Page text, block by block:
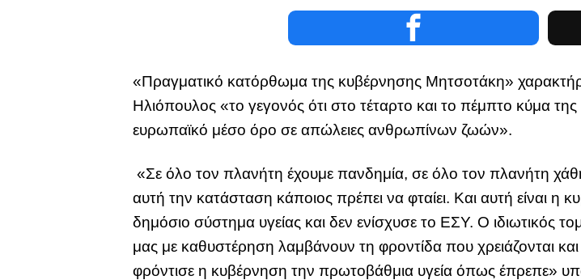
«Πραγματικό κατόρθωμα της κυβέρνησης Μητσοτάκη»
Ηλιόπουλος «το γεγονός ότι στο τέταρτο και το πέμπτο κύμα
ευρωπαϊκό μέσο όρο σε απώλειες ανθρωπίνων ζωών».
«Σε όλο τον πλανήτη έχουμε πανδημία, σε όλο τον πλανήτη
αυτή την κατάσταση κάποιος πρέπει να φταίει. Και αυτή είναι
δημόσιο σύστημα υγείας και δεν ενίσχυσε το ΕΣΥ. Ο ιδιωτικός
μας με καθυστέρηση λαμβάνουν τη φροντίδα που χρειάζονται
φρόντισε η κυβέρνηση την πρωτοβάθμια υγεία όπως έπρεπε»